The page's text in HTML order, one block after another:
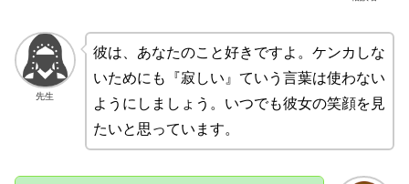
先生
彼は、あなたのこと好きですよ。ケンカしな
いためにも『寂しい』ていう言葉は使わない
ようにしましょう。いつでも彼女の笑顔を見
たいと思っています。